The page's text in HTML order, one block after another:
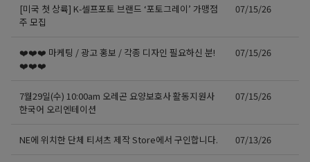
[미국 첫 상륙] K-셀프포토 브랜드 ‘포토그레이’ 가맹점
주 모집
07/15/26
❤️❤️❤️ 마케팅 / 광고 홍보 / 각종 디자인 필요하신 분!
❤️❤️❤️
07/15/26
7월29일(수) 10:00am 오레곤 요양보호사 활동지원사
한국어 오리엔테이션
07/15/26
NE에 위치한 단체 티셔츠 제작 Store에서 구인합니다. 07/13/26